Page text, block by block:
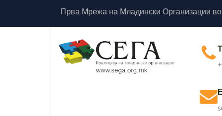
Прва Мрежа на Младински Организации